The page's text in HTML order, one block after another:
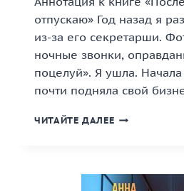
отпускаю» Год назад я
из-за его секретарши.
ночные звонки,
поцелуй». Я ушла.
почти подняла свой
ЧИТАЙТЕ ДАЛЕЕ «ПОСЛЕ